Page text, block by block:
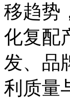
移趋势
化复配
发、品
利质量